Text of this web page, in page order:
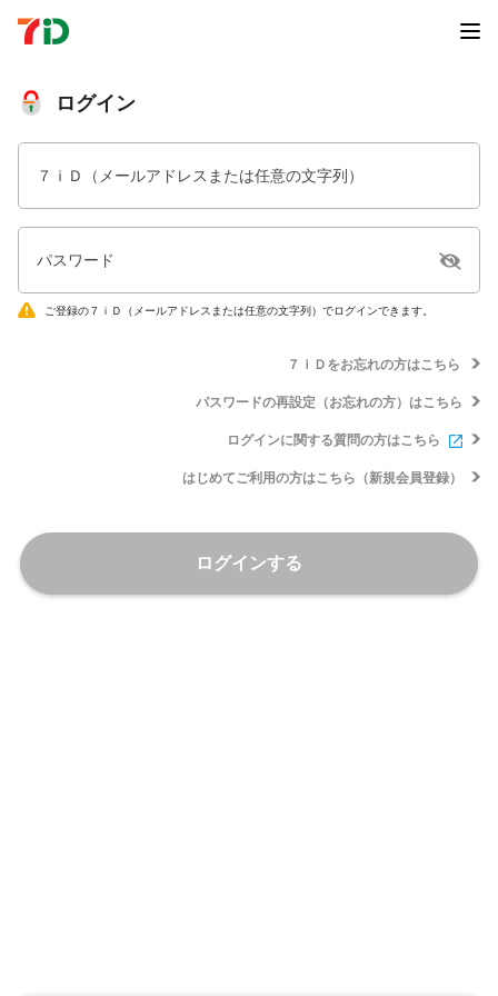
ログイン
７ｉＤ（メールアドレスまたは任意の文字列）
パスワード
ご登録の７ｉＤ（メールアドレスまたは任意の文字列）でログインできます。
７ｉＤをお忘れの方はこちら
パスワードの再設定（お忘れの方）はこちら
ログインに関する質問の方はこちら
はじめてご利用の方はこちら（新規会員登録）
ログインする